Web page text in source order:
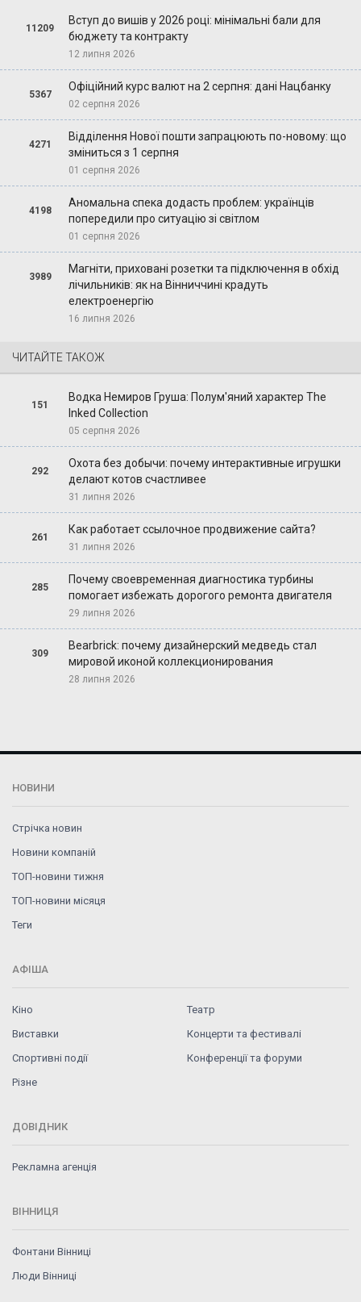
11209
Вступ до вишів у 2026 році: мінімальні бали для
бюджету та контракту
12 липня 2026
5367
Офіційний курс валют на 2 серпня: дані Нацбанку
02 серпня 2026
4271
Відділення Нової пошти запрацюють по-новому: що
зміниться з 1 серпня
01 серпня 2026
4198
Аномальна спека додасть проблем: українців
попередили про ситуацію зі світлом
01 серпня 2026
3989
Магніти, приховані розетки та підключення в обхід
лічильників: як на Вінниччині крадуть
електроенергію
16 липня 2026
ЧИТАЙТЕ ТАКОЖ
151
Водка Немиров Груша: Полум'яний характер The
Inked Collection
05 серпня 2026
292
Охота без добычи: почему интерактивные игрушки
делают котов счастливее
31 липня 2026
261
Как работает ссылочное продвижение сайта?
31 липня 2026
285
Почему своевременная диагностика турбины
помогает избежать дорогого ремонта двигателя
29 липня 2026
309
Bearbrick: почему дизайнерский медведь стал
мировой иконой коллекционирования
28 липня 2026
НОВИНИ
Стрічка новин
Новини компаній
ТОП-новини тижня
ТОП-новини місяця
Теги
АФІША
Кіно
Театр
Виставки
Концерти та фестивалі
Спортивні події
Конференції та форуми
Різне
ДОВІДНИК
Рекламна агенція
ВІННИЦЯ
Фонтани Вінниці
Люди Вінниці